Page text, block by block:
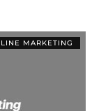
MARKETING